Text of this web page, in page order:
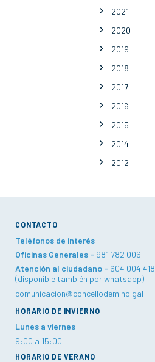
2021
2020
2019
2018
2017
2016
2015
2014
2012
CONTACTO
Teléfonos de interés
Oficinas Generales - 981 782 006
Atención al ciudadano - 604 004 418
(disponible también por whatsapp)
comunicacion@concellodemino.gal
HORARIO DE INVIERNO
Lunes a viernes
9:00 a 15:00
HORARIO DE VERANO